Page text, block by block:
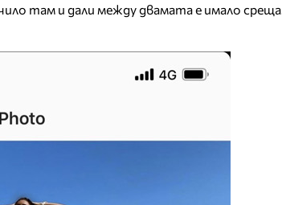
там и дали между двамата е имало среща.